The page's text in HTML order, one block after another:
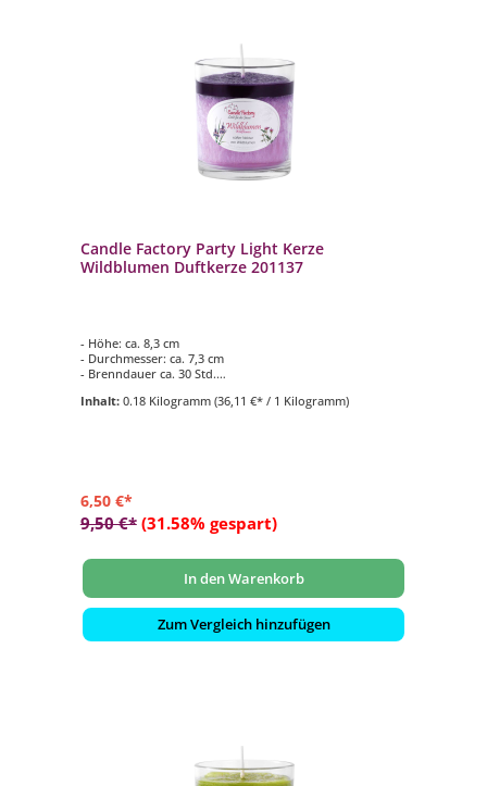
Candle Factory Party Light Kerze
Wildblumen Duftkerze 201137
- Höhe: ca. 8,3 cm
- Durchmesser: ca. 7,3 cm
- Brenndauer ca. 30 Std.
- für den Innen- und Aussenbereich geeignet
Inhalt: 0.18 Kilogramm (36,11 €* / 1 Kilogramm)
6,50 €*
9,50 €* (31.58% gespart)
In den Warenkorb
Zum Vergleich hinzufügen